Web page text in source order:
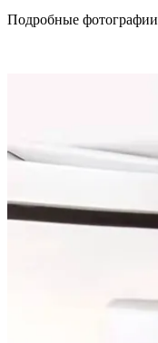
Подробные фотографии